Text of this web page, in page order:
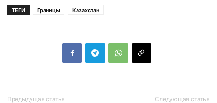
ТЕГИ Границы Казахстан
Предыдущая статья Следующая статья